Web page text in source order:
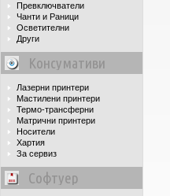
Превключватели
Чанти и Раници
Осветителни
Други
Консумативи
Лазерни принтери
Мастилени принтери
Термо-трансферни
Матрични принтери
Носители
Хартия
За сервиз
Софтуер